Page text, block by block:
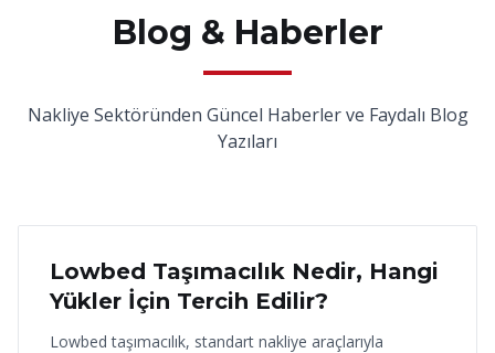
Blog & Haberler
Nakliye Sektöründen Güncel Haberler ve Faydalı Blog
Yazıları
18 Haziran 2026
Lowbed Taşımacılık Nedir, Hangi
Yükler İçin Tercih Edilir?
Lowbed taşımacılık, standart nakliye araçlarıyla